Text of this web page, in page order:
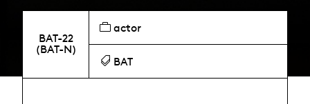
BAT-22
(BAT-N)
actor
BAT